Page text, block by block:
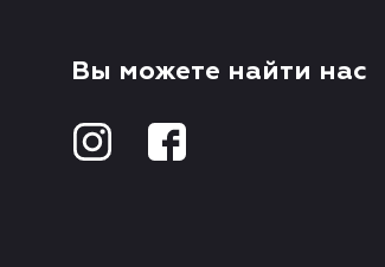
Вы можете найти нас